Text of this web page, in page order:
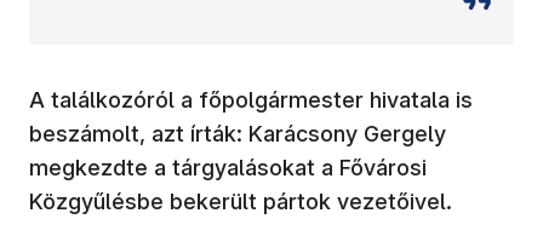
A találkozóról a főpolgármester hivatala is
beszámolt, azt írták: Karácsony Gergely
megkezdte a tárgyalásokat a Fővárosi
Közgyűlésbe bekerült pártok vezetőivel.